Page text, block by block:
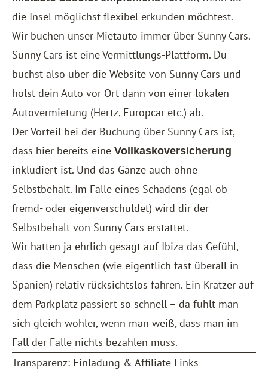
die Insel möglichst flexibel erkunden möchtest.
Wir buchen unser Mietauto immer über Sunny Cars.
Sunny Cars ist eine Vermittlungs-Plattform. Du
buchst also über die Website von Sunny Cars und
holst dein Auto vor Ort dann von einer lokalen
Autovermietung (Hertz, Europcar etc.) ab.
Der Vorteil bei der Buchung über Sunny Cars ist,
dass hier bereits eine Vollkaskoversicherung
inkludiert ist. Und das Ganze auch ohne
Selbstbehalt. Im Falle eines Schadens (egal ob
fremd- oder eigenverschuldet) wird dir der
Selbstbehalt von Sunny Cars erstattet.
Wir hatten ja ehrlich gesagt auf Ibiza das Gefühl,
dass die Menschen (wie eigentlich fast überall in
Spanien) relativ rücksichtslos fahren. Ein Kratzer auf
dem Parkplatz passiert so schnell – da fühlt man
sich gleich wohler, wenn man weiß, dass man im
Fall der Fälle nichts bezahlen muss.
Transparenz: Einladung & Affiliate Links